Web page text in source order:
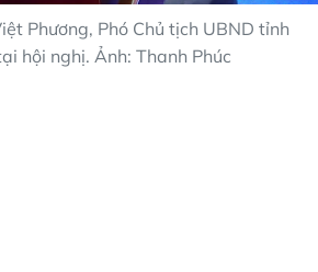
Phương, Phó Chủ tịch UBND tỉnh
hội nghị. Ảnh: Thanh Phúc